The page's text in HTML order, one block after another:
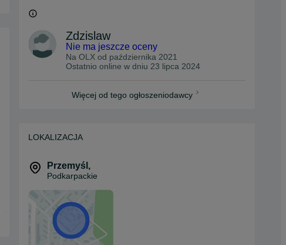
Zdzislaw
Nie ma jeszcze oceny
Na OLX od października 2021
Ostatnio online w dniu 23 lipca 2024
Więcej od tego ogłoszeniodawcy
LOKALIZACJA
Przemyśl ,
Podkarpackie